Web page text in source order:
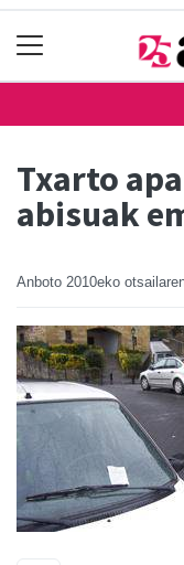
Txarto
abisuak
Anboto 2010eko